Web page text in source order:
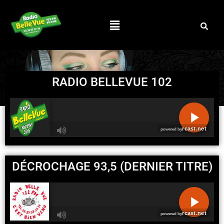
RADIO BELLEVUE 102
R
A
S
T
N
DÉCROCHAGE 93,5 (DERNIER TITRE)